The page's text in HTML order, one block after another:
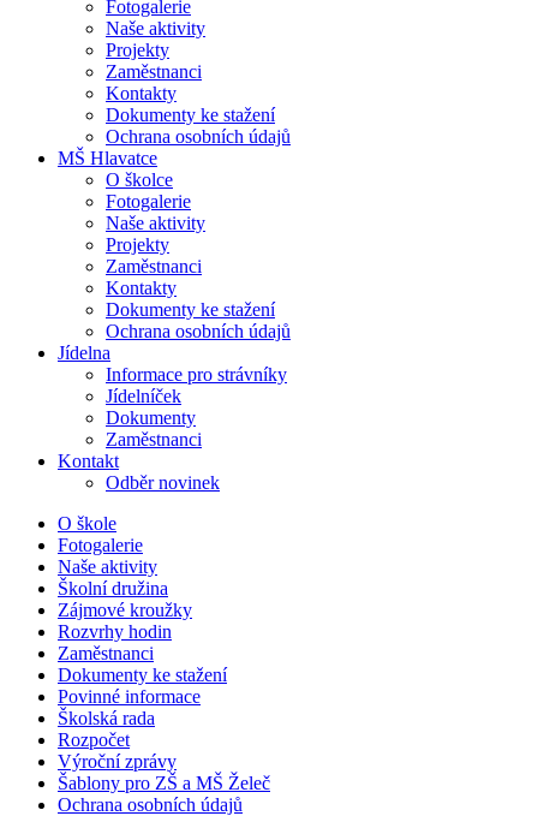
Fotogalerie
Naše aktivity
Projekty
Zaměstnanci
Kontakty
Dokumenty ke stažení
Ochrana osobních údajů
MŠ Hlavatce
O školce
Fotogalerie
Naše aktivity
Projekty
Zaměstnanci
Kontakty
Dokumenty ke stažení
Ochrana osobních údajů
Jídelna
Informace pro strávníky
Jídelníček
Dokumenty
Zaměstnanci
Kontakt
Odběr novinek
O škole
Fotogalerie
Naše aktivity
Školní družina
Zájmové kroužky
Rozvrhy hodin
Zaměstnanci
Dokumenty ke stažení
Povinné informace
Školská rada
Rozpočet
Výroční zprávy
Šablony pro ZŠ a MŠ Želeč
Ochrana osobních údajů